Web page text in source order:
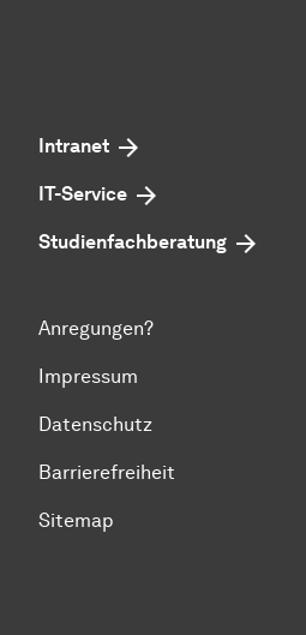
Intranet
IT-Service
Studienfachberatung
Anregungen?
Impressum
Datenschutz
Barrierefreiheit
Sitemap